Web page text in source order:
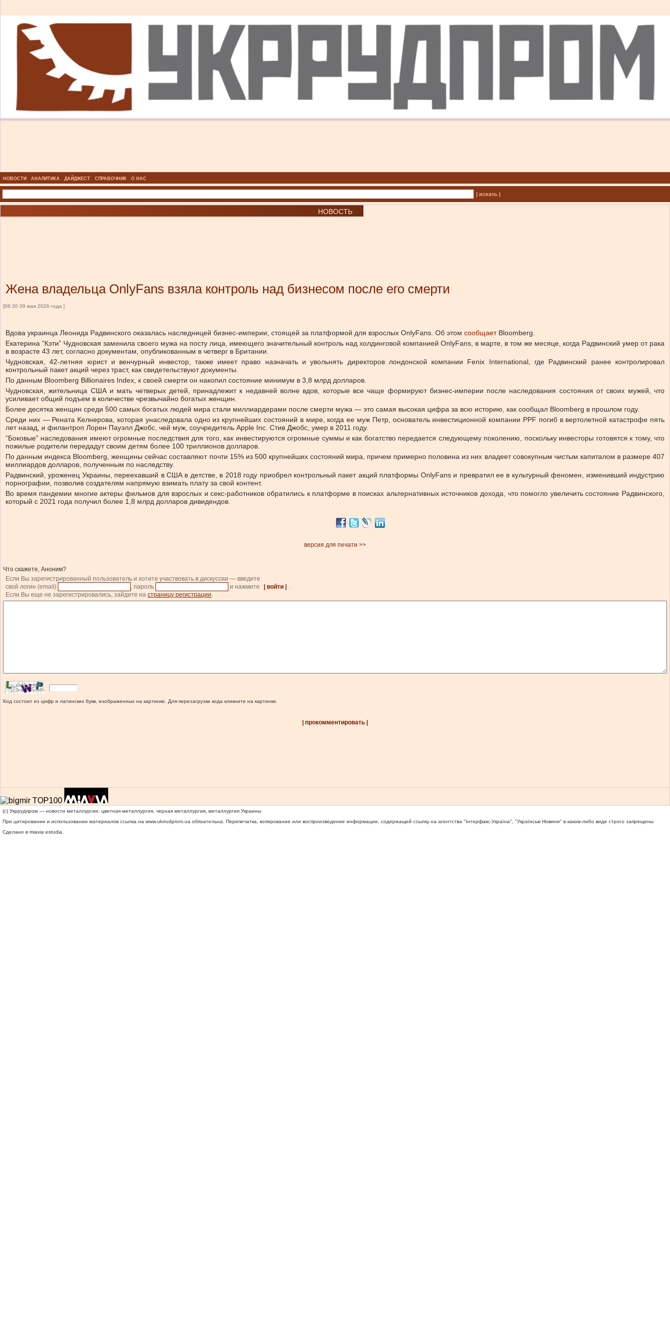
НОВОСТИ АНАЛИТИКА ДАЙДЖЕСТ СПРАВОЧНИК О НАС
| искать |
НОВОСТЬ
Жена владельца OnlyFans взяла контроль над бизнесом после его смерти
[08:30 09 мая 2026 года ]
Вдова украинца Леонида Радвинского оказалась наследницей бизнес-империи, стоящей за платформой для взрослых OnlyFans. Об этом сообщает Bloomberg.
Екатерина “Кэти” Чудновская заменила своего мужа на посту лица, имеющего значительный контроль над холдинговой компанией OnlyFans, в марте, в том же месяце, когда Радвинский умер от рака
в возрасте 43 лет, согласно документам, опубликованным в четверг в Британии.
Чудновская, 42-летняя юрист и венчурный инвестор, также имеет право назначать и увольнять директоров лондонской компании Fenix International, где Радвинский ранее контролировал
контрольный пакет акций через траст, как свидетельствуют документы.
По данным Bloomberg Billionaires Index, к своей смерти он накопил состояние минимум в 3,8 млрд долларов.
Чудновская, жительница США и мать четверых детей, принадлежит к недавней волне вдов, которые все чаще формируют бизнес-империи после наследования состояния от своих мужей, что
усиливает общий подъем в количестве чрезвычайно богатых женщин.
Более десятка женщин среди 500 самых богатых людей мира стали миллиардерами после смерти мужа — это самая высокая цифра за всю историю, как сообщал Bloomberg в прошлом году.
Среди них — Рената Келнерова, которая унаследовала одно из крупнейших состояний в мире, когда ее муж Петр, основатель инвестиционной компании PPF погиб в вертолетной катастрофе пять
лет назад, и филантроп Лорен Пауэлл Джобс, чей муж, соучредитель Apple Inc. Стив Джобс, умер в 2011 году.
“Боковые” наследования имеют огромные последствия для того, как инвестируются огромные суммы и как богатство передается следующему поколению, поскольку инвесторы готовятся к тому, что
пожилые родители передадут своим детям более 100 триллионов долларов.
По данным индекса Bloomberg, женщины сейчас составляют почти 15% из 500 крупнейших состояний мира, причем примерно половина из них владеет совокупным чистым капиталом в размере 407
миллиардов долларов, полученным по наследству.
Радвинский, уроженец Украины, переехавший в США в детстве, в 2018 году приобрел контрольный пакет акций платформы OnlyFans и превратил ее в культурный феномен, изменивший индустрию
порнографии, позволив создателям напрямую взимать плату за свой контент.
Во время пандемии многие актеры фильмов для взрослых и секс-работников обратились к платформе в поисках альтернативных источников дохода, что помогло увеличить состояние Радвинского,
который с 2021 года получил более 1,8 млрд долларов дивидендов.
версия для печати >>
Что скажете, Аноним?
Если Вы зарегистрированный пользователь и хотите участвовать в дискуссии — введите
свой логин (email)
, пароль и нажмите | войти |
.
Если Вы еще не зарегистрировались, зайдите на страницу регистрации.
Код состоит из цифр и латинских букв, изображенных на картинке. Для перезагрузки кода кликните на картинке.
| прокомментировать |
(c) Укррудпром — новости металлургии: цветная металлургия, черная металлургия, металлургия Украины
При цитировании и использовании материалов ссылка на www.ukrrudprom.ua обязательна. Перепечатка, копирование или воспроизведение информации, содержащей ссылку на агентства "Iнтерфакс-Україна", "Українськi Новини" в каком-либо виде строго запрещены
Сделано в miavia estudia.